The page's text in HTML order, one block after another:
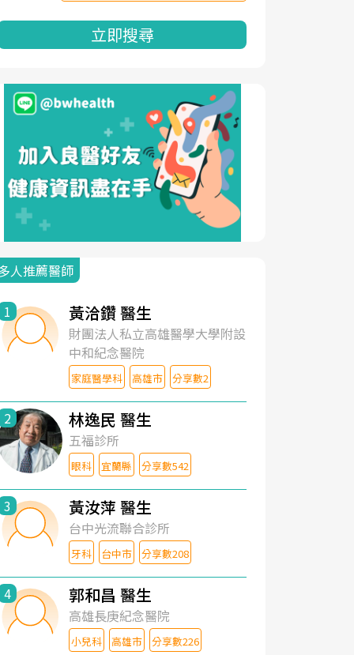
立即搜尋
人推薦醫師
1 黃洽鑽 醫生
財團法人私立高雄醫學大學附設
中和紀念醫院
家庭醫學科 高雄市 分享數2
2 林逸民 醫生
五福診所
眼科 宜蘭縣 分享數542
3 黃汝萍 醫生
台中光流聯合診所
牙科 台中市 分享數208
4 郭和昌 醫生
高雄長庚紀念醫院
小兒科 高雄市 分享數226